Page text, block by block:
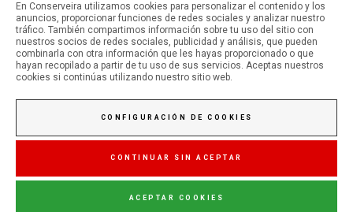
SÍGUENOS EN LAS REDES SOCIALES
Conserveira do Sul
En Conserveira utilizamos cookies para personalizar el contenido y los
anuncios, proporcionar funciones de redes sociales y analizar nuestro
tráfico. También compartimos información sobre tu uso del sitio con
nuestros socios de redes sociales, publicidad y análisis, que pueden
combinarla con otra información que les hayas proporcionado o que
hayan recopilado a partir de tu uso de sus servicios. Aceptas nuestros
cookies si continúas utilizando nuestro sitio web.
CONFIGURACIÓN DE COOKIES
CONTINUAR SIN ACEPTAR
ACEPTAR COOKIES